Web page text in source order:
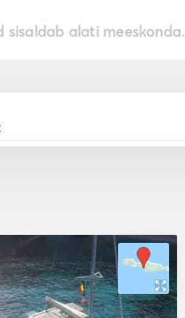
sisaldab alati meeskonda.